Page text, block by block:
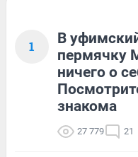
1
В
пермячку
ничего о
знакома
27 779 21